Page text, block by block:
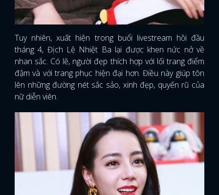
Tuy nhiên, xuất hiện trong buổi livestream hồi đầu
tháng 4, Địch Lệ Nhiệt Ba lại được khen nức nở về
nhan sắc. Có lẽ, người đẹp thích hợp với lối trang điểm
đậm và với trang phục hiện đại hơn. Điều này giúp tôn
lên những đường nét sắc sảo, xinh đẹp, quyến rũ của
nữ diễn viên.